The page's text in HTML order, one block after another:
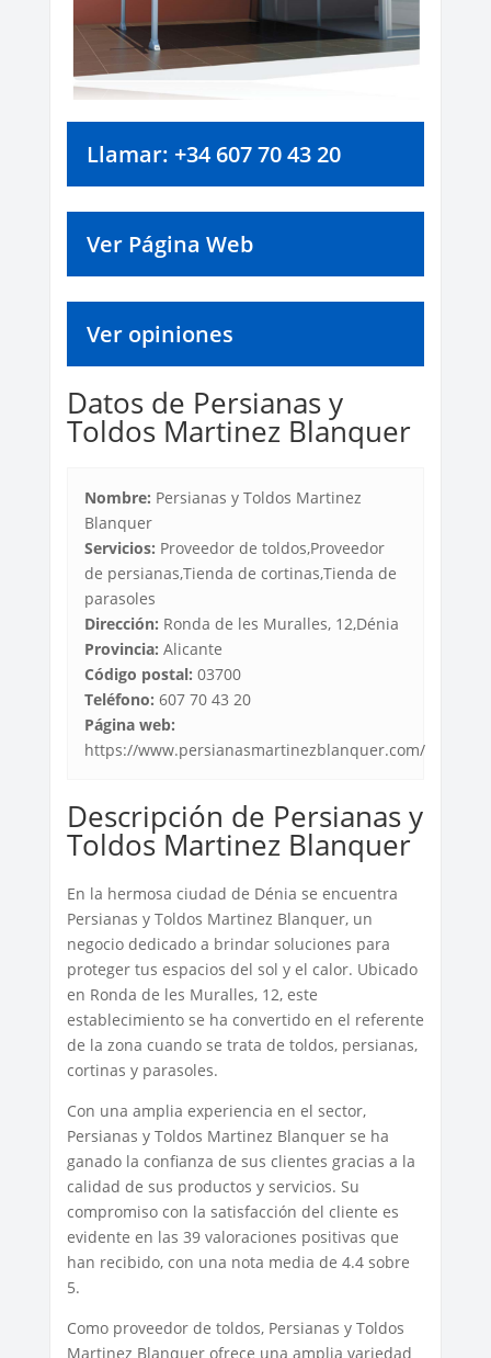
Llamar: +34 607 70 43 20
Ver Página Web
Ver opiniones
Datos de Persianas y
Toldos Martinez Blanquer
Nombre: Persianas y Toldos Martinez
Blanquer
Servicios: Proveedor de toldos,Proveedor
de persianas,Tienda de cortinas,Tienda de
parasoles
Dirección: Ronda de les Muralles, 12,Dénia
Provincia: Alicante
Código postal: 03700
Teléfono: 607 70 43 20
Página web:
https://www.persianasmartinezblanquer.com/
Descripción de Persianas y
Toldos Martinez Blanquer
En la hermosa ciudad de Dénia se encuentra
Persianas y Toldos Martinez Blanquer, un
negocio dedicado a brindar soluciones para
proteger tus espacios del sol y el calor. Ubicado
en Ronda de les Muralles, 12, este
establecimiento se ha convertido en el referente
de la zona cuando se trata de toldos, persianas,
cortinas y parasoles.
Con una amplia experiencia en el sector,
Persianas y Toldos Martinez Blanquer se ha
ganado la confianza de sus clientes gracias a la
calidad de sus productos y servicios. Su
compromiso con la satisfacción del cliente es
evidente en las 39 valoraciones positivas que
han recibido, con una nota media de 4.4 sobre
5.
Como proveedor de toldos, Persianas y Toldos
Martinez Blanquer ofrece una amplia variedad